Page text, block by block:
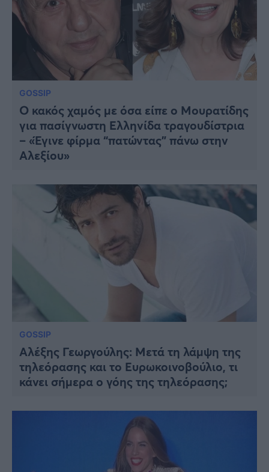
GOSSIP
Ο κακός χαμός με όσα είπε ο Μουρατίδης
για πασίγνωστη Ελληνίδα τραγουδίστρια
– «Έγινε φίρμα “πατώντας” πάνω στην
Αλεξίου»
GOSSIP
Αλέξης Γεωργούλης: Μετά τη λάμψη της
τηλεόρασης και το Ευρωκοινοβούλιο, τι
κάνει σήμερα ο γόης της τηλεόρασης;